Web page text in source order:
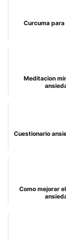
Curcuma para
Meditacion
Cuestionario
Como mejorar